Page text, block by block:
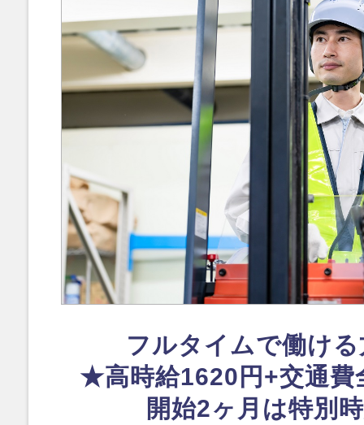
フルタイムで働け
★高時給1620円+交通
開始2ヶ月は特別